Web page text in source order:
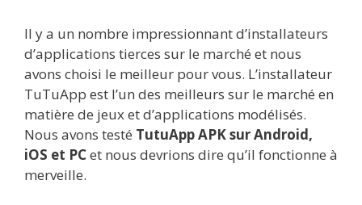
Il y a un nombre impressionnant d’installateurs
d’applications tierces sur le marché et nous
avons choisi le meilleur pour vous. L’installateur
TuTuApp est l’un des meilleurs sur le marché en
matière de jeux et d’applications modélisés.
Nous avons testé TutuApp APK sur Android,
iOS et PCet nous devrions dire qu’il fonctionne à
merveille.